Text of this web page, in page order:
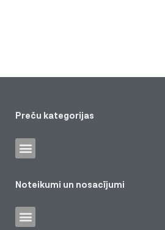
Preču kategorijas
Noteikumi un nosacījumi